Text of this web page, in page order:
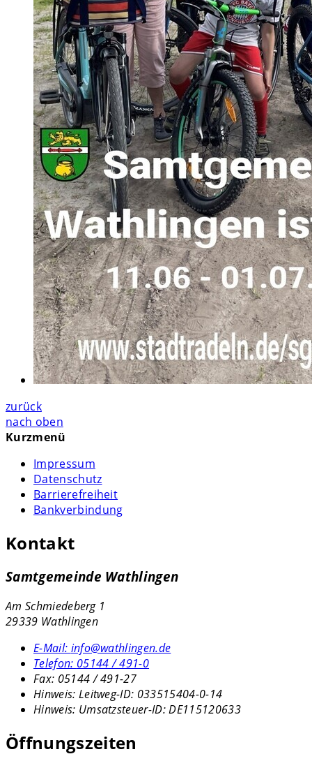
zurück
nach oben
Kurzmenü
Impressum
Datenschutz
Barrierefreiheit
Bankverbindung
Kontakt
Samtgemeinde Wathlingen
Am Schmiedeberg 1
29339 Wathlingen
E-Mail: info@wathlingen.de
Telefon: 05144 / 491-0
Fax: 05144 / 491-27
Hinweis: Leitweg-ID: 033515404-0-14
Hinweis: Umsatzsteuer-ID: DE115120633
Öffnungszeiten